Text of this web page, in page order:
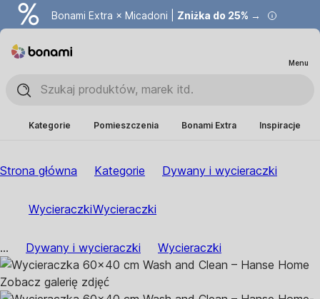
Bonami Extra × Micadoni | Zniżka do 25% →
Menu
Kategorie Pomieszczenia Bonami Extra Inspiracje
Strona główna Kategorie Dywany i wycieraczki
WycieraczkiWycieraczki
... Dywany i wycieraczki Wycieraczki
Zobacz galerię zdjęć